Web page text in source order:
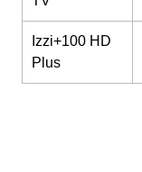
Izzi+100 HD
Plus